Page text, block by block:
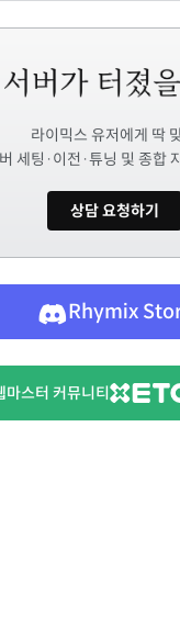
라이믹스 유저에게 딱
세팅·이전·튜닝 및 종합
상담 요청하기
Rhymix
마스터 커뮤니티